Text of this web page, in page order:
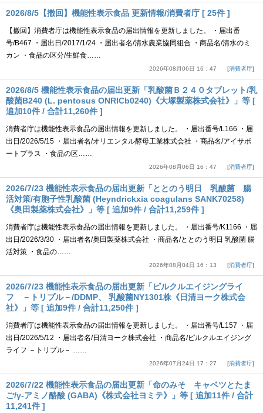
2026/8/5【撤回】機能性表示食品 更新情報/消費者庁 [ 25件 ]
【撤回】消費者庁は機能性表示食品の届出情報を更新しました。 ・届出番
号/B467 ・届出日/2017/1/24 ・届出者名/清水農業協同組合 ・商品名/清水のミ
カン ・食品の区分/生鮮食……
2026年08月06日 16：47 消費者庁
2026/8/5 機能性表示食品の届出更新「乳酸菌Ｂ２４０タブレット/乳
酸菌B240 (L. pentosus ONRICb0240)《大塚製薬株式会社》」等 [
追加10件 / 合計11,260件 ]
消費者庁は機能性表示食品の届出情報を更新しました。 ・届出番号/L166 ・届
出日/2026/5/15 ・届出者名/オリエンタル酵母工業株式会社 ・商品名/アイサポ
ートプラス ・食品の区……
2026年08月06日 16：47 消費者庁
2026/7/23 機能性表示食品の届出更新「ととのう明日 乳酸菌 腸
活対策/有胞子性乳酸菌 (Heyndrickxia coagulans SANK70258)
《奥田製薬株式会社》」等 [ 追加9件 / 合計11,259件 ]
消費者庁は機能性表示食品の届出情報を更新しました。 ・届出番号/K1166 ・届
出日/2026/3/30 ・届出者名/奥田製薬株式会社 ・商品名/ととのう明日 乳酸菌 腸
活対策 ・食品の……
2026年08月04日 16：13 消費者庁
2026/7/23 機能性表示食品の届出更新「ピルクルエイジングライ
フ －トリプル－/DDMP、 乳酸菌NY1301株《日清ヨーク株式会
社》」等 [ 追加9件 / 合計11,250件 ]
消費者庁は機能性表示食品の届出情報を更新しました。 ・届出番号/L157 ・届
出日/2026/5/12 ・届出者名/日清ヨーク株式会社 ・商品名/ピルクルエイジング
ライフ －トリプル－ ……
2026年07月24日 17：27 消費者庁
2026/7/22 機能性表示食品の届出更新「命のみそ キャベツとたま
ご/γ-アミノ酪酸 (GABA)《株式会社ヨミテ》」等 [ 追加11件 / 合計
11,241件 ]